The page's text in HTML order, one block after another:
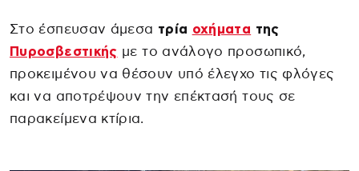
Στο έσπευσαν άμεσα τρία οχήματα της
Πυροσβεστικής με το ανάλογο προσωπικό,
προκειμένου να θέσουν υπό έλεγχο τις φλόγες
και να αποτρέψουν την επέκτασή τους σε
παρακείμενα κτίρια.